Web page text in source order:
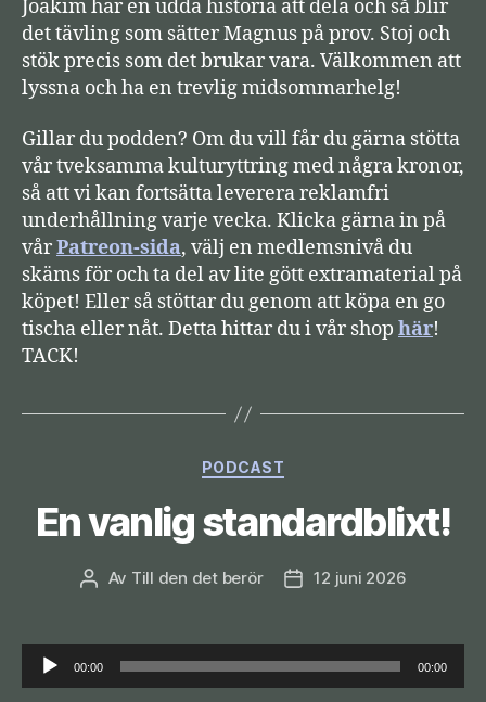
a
r
e
Joakim har en udda historia att dela och så blir
det tävling som sätter Magnus på prov. Stoj och
stök precis som det brukar vara. Välkommen att
lyssna och ha en trevlig midsommarhelg!
Gillar du podden? Om du vill får du gärna stötta
vår tveksamma kulturyttring med några kronor,
så att vi kan fortsätta leverera reklamfri
underhållning varje vecka. Klicka gärna in på
vårPatreon-sida, välj en medlemsnivå du
skäms för och ta del av lite gött extramaterial på
köpet! Eller så stöttar du genom att köpa en go
tischa eller nåt. Detta hittar du i vår shop här!
TACK!
Kategorier
PODCAST
En vanlig standardblixt!
Inläggsförfattare
Av Till den det berör Inläggsdatum
12 juni 2026
j
00:00 00:00